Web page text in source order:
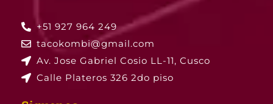
+51 927 964 249
tacokombi@gmail.com
Av. Jose Gabriel Cosio LL-11, Cusco
Calle Plateros 326 2do piso